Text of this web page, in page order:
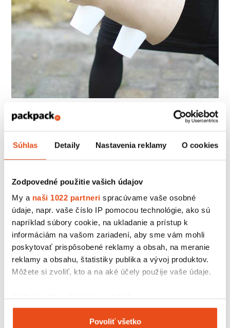
Súhlas Detaily Nastavenia reklamy O cookies
Zodpovedné použitie vašich údajov
My a naši 1022 partneri spracúvame vaše osobné
údaje, napr. vaše číslo IP pomocou technológie, ako sú
napríklad súbory cookie, na ukladanie a prístup k
informáciám na vašom zariadení, aby sme vám mohli
poskytovať prispôsobené reklamy a obsah, na meranie
reklamy a obsahu, štatistiky publika a vývoj produktov.
Môžete si zvoliť, kto a na aké účely použije vaše údaje.
Zhromažďovať informácie o vašej geografickej
polohe s presnosťou na niekoľko metrov
Povoliť všetko
fliaš pred poškodením. Na jednoduché prenášanie jednej
odporúčame naše ľahké a praktické tašky
nosičov a dokonale spĺňajú prepravnú funkciu obalu.
Pre cateringové spoločnosti a donáškové služby
ponúkamedržiaky na poháres výrezom z recyklovanej
lepenky, ktoré sú šetrné k životnému prostrediu.
Možnosti kustomizácie nosičov na
fľaše
potlačiť vlastným logom, grafikou alebo textom a